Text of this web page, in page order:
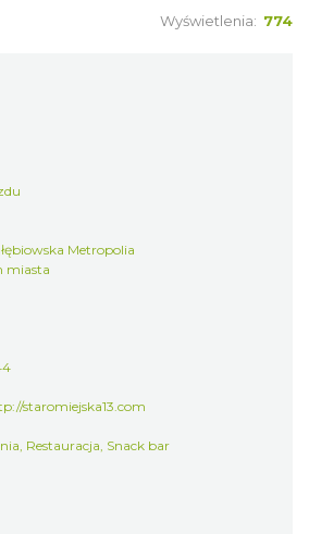
Wyświetlenia: 774
Metropolia
miasta
staromiejska13.com
, Restauracja, Snack bar